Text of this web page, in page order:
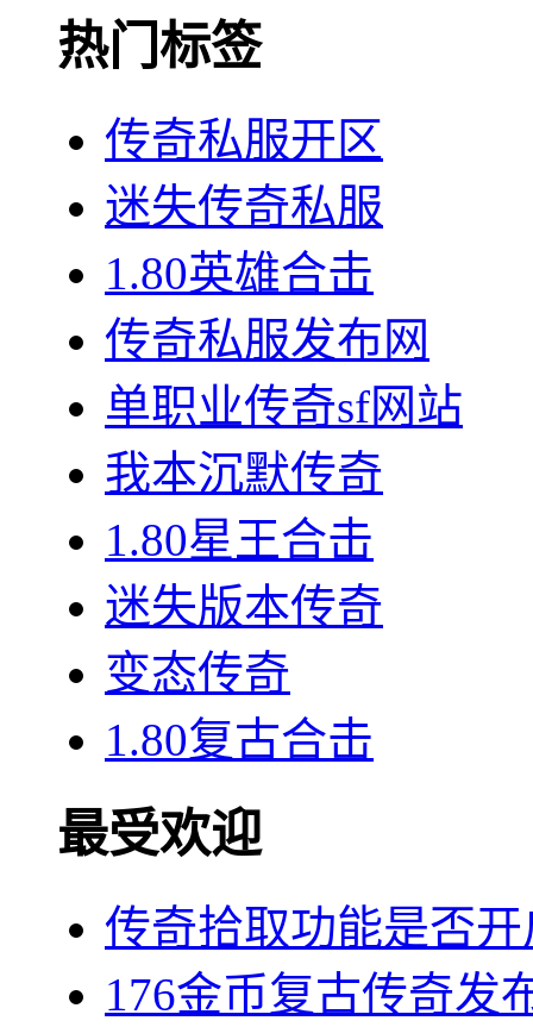
热门标签
传奇私服开区
迷失传奇私服
1.80英雄合击
传奇私服发布网
单职业传奇sf网站
我本沉默传奇
1.80星王合击
迷失版本传奇
变态传奇
1.80复古合击
最受欢迎
传奇拾取功能是否开
176金币复古传奇发